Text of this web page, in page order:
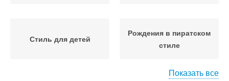
Стиль для детей
Рождения в пиратском
стиле
Показать все